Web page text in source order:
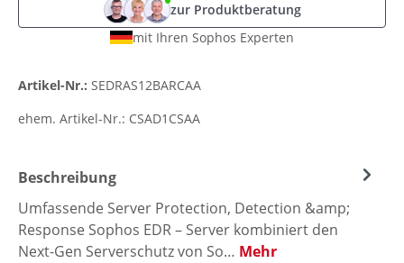
zur Produktberatung
mit Ihren Sophos Experten
Artikel-Nr.: SEDRAS12BARCAA
ehem. Artikel-Nr.: CSAD1CSAA
Beschreibung
Umfassende Server Protection, Detection &amp;
Response Sophos EDR – Server kombiniert den
Next-Gen Serverschutz von So… Mehr